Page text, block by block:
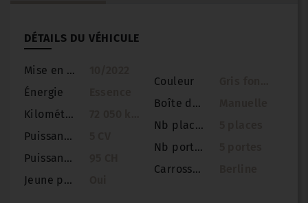
DÉTAILS DU VÉHICULE
Mise en circulation
Énergie
Kilométrage
Puissance
Puissance réelle
Jeune permis
Couleur
Boîte de vitesse
Nb places
Nb portes
Carrosserie